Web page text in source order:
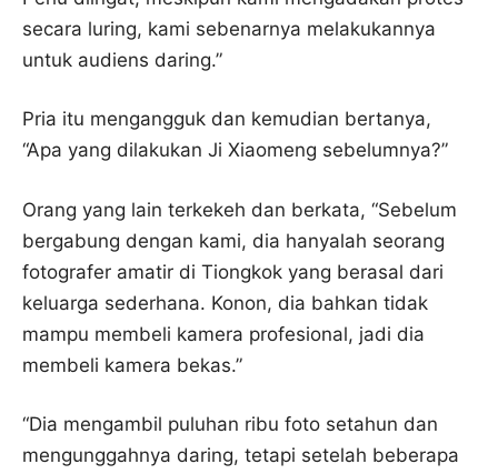
secara luring, kami sebenarnya melakukannya
untuk audiens daring.”
Pria itu mengangguk dan kemudian bertanya,
“Apa yang dilakukan Ji Xiaomeng sebelumnya?”
Orang yang lain terkekeh dan berkata, “Sebelum
bergabung dengan kami, dia hanyalah seorang
fotografer amatir di Tiongkok yang berasal dari
keluarga sederhana. Konon, dia bahkan tidak
mampu membeli kamera profesional, jadi dia
membeli kamera bekas.”
“Dia mengambil puluhan ribu foto setahun dan
mengunggahnya daring, tetapi setelah beberapa